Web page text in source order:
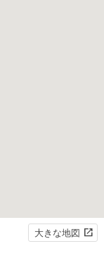
大きな地図